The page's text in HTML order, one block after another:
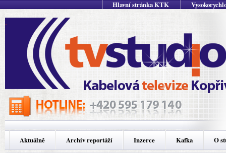
Hlavní stránka KTK
Aktuálně Archív reportáží Inzerce Kafka O